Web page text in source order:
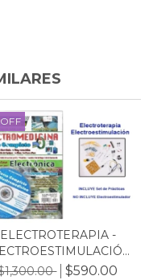
OFF
ELECTROTERAPIA -
CON...$590.00